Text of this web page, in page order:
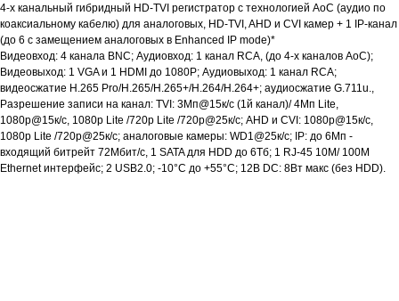
4-х канальный гибридный HD-TVI регистратор c технологией AoC (аудио по
коаксиальному кабелю) для аналоговых, HD-TVI, AHD и CVI камер + 1 IP-канал
(до 6 с замещением аналоговых в Enhanced IP mode)*
Видеовход: 4 канала BNC; Аудиовход: 1 канал RCA, (до 4-х каналов AoC);
Видеовыход: 1 VGA и 1 HDMI до 1080Р; Аудиовыход: 1 канал RCA;
видеосжатие H.265 Pro/H.265/H.265+/H.264/H.264+; аудиосжатие G.711u.,
Разрешение записи на канал: TVI: 3Мп@15к/с (1й канал)/ 4Мп Lite,
1080p@15к/с, 1080p Lite /720p Lite /720p@25к/с; AHD и CVI: 1080p@15к/с,
1080p Lite /720p@25к/с; аналоговые камеры: WD1@25к/с; IP: до 6Мп -
входящий битрейт 72Мбит/с, 1 SATA для HDD до 6Тб; 1 RJ-45 10M/ 100M
Ethernet интерфейс; 2 USB2.0; -10°C до +55°C; 12В DC: 8Вт макс (без HDD).